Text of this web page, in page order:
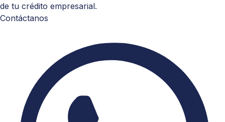
de tu crédito empresarial.
Contáctanos